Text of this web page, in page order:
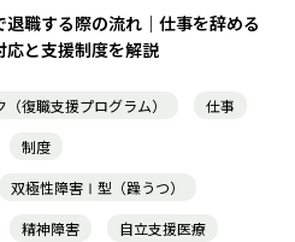
退職する際の流れ｜仕事を辞める
応と支援制度を解説
（復職支援プログラム）
仕事
制度
双極性障害Ⅰ型（躁うつ）
精神障害
自立支援医療